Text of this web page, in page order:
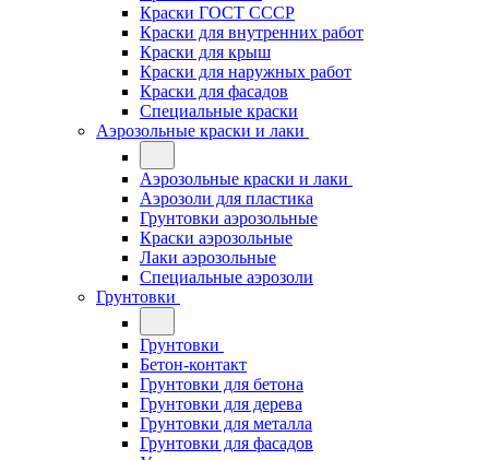
Краски ГОСТ СССР
Краски для внутренних работ
Краски для крыш
Краски для наружных работ
Краски для фасадов
Специальные краски
Аэрозольные краски и лаки
Аэрозольные краски и лаки
Аэрозоли для пластика
Грунтовки аэрозольные
Краски аэрозольные
Лаки аэрозольные
Специальные аэрозоли
Грунтовки
Грунтовки
Бетон-контакт
Грунтовки для бетона
Грунтовки для дерева
Грунтовки для металла
Грунтовки для фасадов